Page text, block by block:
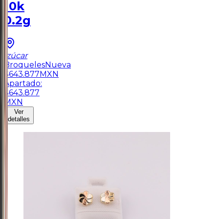
10k
0.2g
Izúcar
BroquelesNueva
$643.877 MXN
Apartado:
$643.877
MXN
Ver
detalles